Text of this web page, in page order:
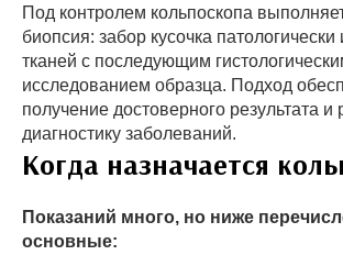
Под контролем кольпоскопа
биопсия: забор кусочка
тканей с последующим
исследованием образца. Подход
получение достоверного результата
диагностику заболеваний.
Когда назначается
Показаний много, но ниже
основные: